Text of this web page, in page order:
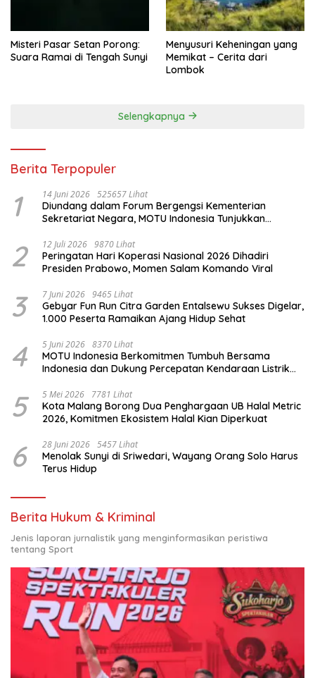
Misteri Pasar Setan Porong:
Suara Ramai di Tengah Sunyi
Menyusuri Keheningan yang
Memikat – Cerita dari
Lombok
Selengkapnya
Berita Terpopuler
1 14 Juni 2026 525657 Lihat
Diundang dalam Forum Bergengsi Kementerian
Sekretariat Negara, MOTU Indonesia Tunjukkan
2 12 Juli 2026 9870 Lihat
Peringatan Hari Koperasi Nasional 2026 Dihadiri
Presiden Prabowo, Momen Salam Komando Viral
3 7 Juni 2026 9465 Lihat
Gebyar Fun Run Citra Garden Entalsewu Sukses Digelar,
1.000 Peserta Ramaikan Ajang Hidup Sehat
4 5 Juni 2026 8370 Lihat
MOTU Indonesia Berkomitmen Tumbuh Bersama
Indonesia dan Dukung Percepatan Kendaraan Listrik
5 5 Mei 2026 7781 Lihat
Kota Malang Borong Dua Penghargaan UB Halal Metric
2026, Komitmen Ekosistem Halal Kian Diperkuat
6 28 Juni 2026 5457 Lihat
Menolak Sunyi di Sriwedari, Wayang Orang Solo Harus
Terus Hidup
Berita Hukum & Kriminal
Jenis laporan jurnalistik yang menginformasikan peristiwa
tentang Sport